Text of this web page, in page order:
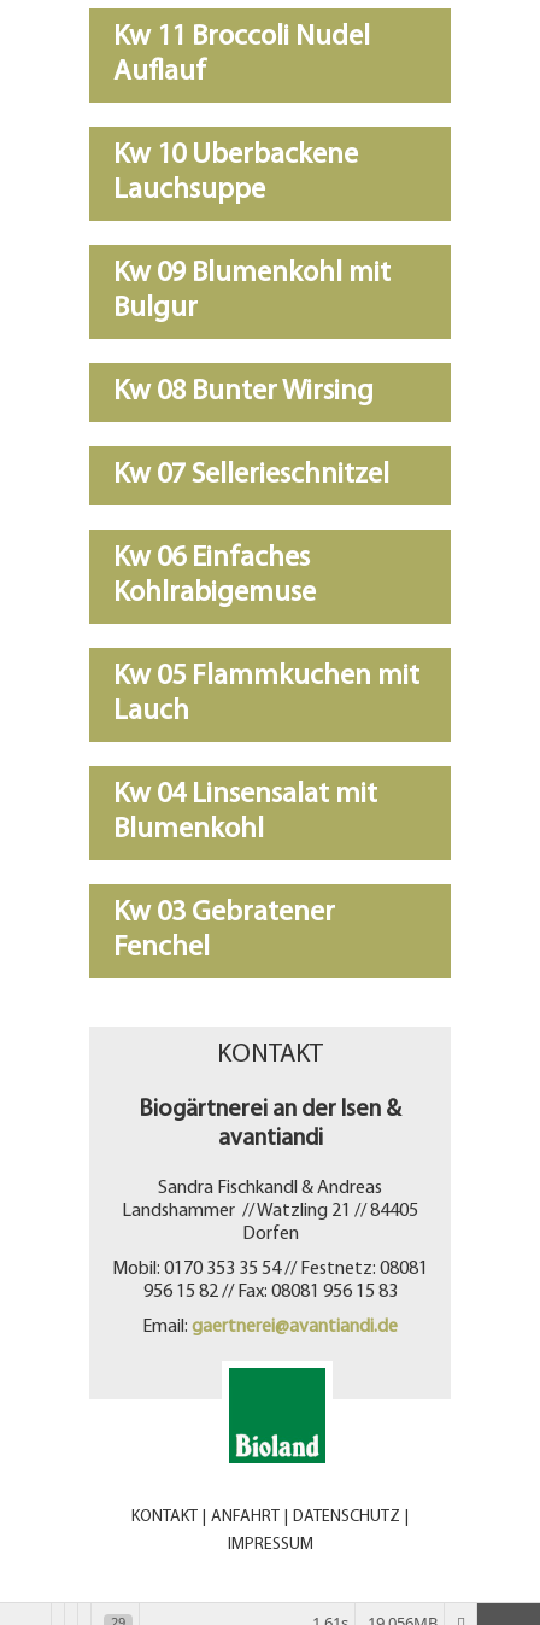
Kw 11 Broccoli Nudel
Auflauf
Kw 10 Uberbackene
Lauchsuppe
Kw 09 Blumenkohl mit
Bulgur
Kw 08 Bunter Wirsing
Kw 07 Sellerieschnitzel
Kw 06 Einfaches
Kohlrabigemuse
Kw 05 Flammkuchen mit
Lauch
Kw 04 Linsensalat mit
Blumenkohl
Kw 03 Gebratener
Fenchel
KONTAKT
Biogärtnerei an der Isen &
avantiandi
Sandra Fischkandl & Andreas
Landshammer // Watzling 21 // 84405
Dorfen
Mobil: 0170 353 35 54 // Festnetz: 08081
956 15 82 // Fax: 08081 956 15 83
Email: gaertnerei@avantiandi.de
KONTAKT ANFAHRT DATENSCHUTZ
IMPRESSUM